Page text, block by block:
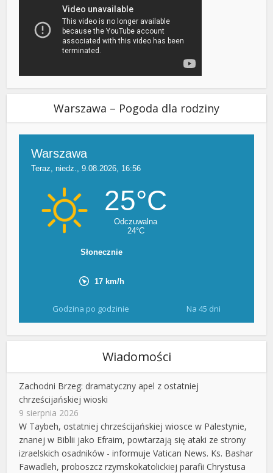
Warszawa – Pogoda dla rodziny
Godzina po godzinie Na 45 dni
Wiadomości
Zachodni Brzeg: dramatyczny apel z ostatniej
chrześcijańskiej wioski
9 sierpnia 2026
W Taybeh, ostatniej chrześcijańskiej wiosce w Palestynie,
znanej w Biblii jako Efraim, powtarzają się ataki ze strony
izraelskich osadników - informuje Vatican News. Ks. Bashar
Fawadleh, proboszcz rzymskokatolickiej parafii Chrystusa